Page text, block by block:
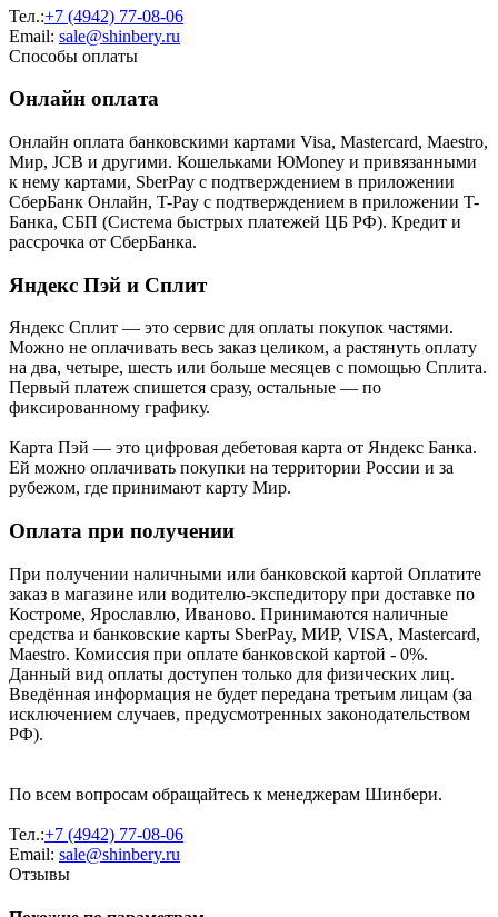
Тел.:+7 (4942) 77-08-06
Email: sale@shinbery.ru
Способы оплаты
Онлайн оплата
Онлайн оплата банковскими картами Visa, Mastercard, Maestro,
Мир, JCB и другими. Кошельками ЮMoney и привязанными
к нему картами, SberPay с подтверждением в приложении
СберБанк Онлайн, T-Pay с подтверждением в приложении T-
Банка, СБП (Система быстрых платежей ЦБ РФ). Кредит и
рассрочка от СберБанка.
Яндекс Пэй и Сплит
Яндекс Cплит — это сервис для оплаты покупок частями.
Можно не оплачивать весь заказ целиком, а растянуть оплату
на два, четыре, шесть или больше месяцев с помощью Сплита.
Первый платеж спишется сразу, остальные — по
фиксированному графику.
Карта Пэй — это цифровая дебетовая карта от Яндекс Банка.
Ей можно оплачивать покупки на территории России и за
рубежом, где принимают карту Мир.
Оплата при получении
При получении наличными или банковской картой Оплатите
заказ в магазине или водителю-экспедитору при доставке по
Костроме, Ярославлю, Иваново. Принимаются наличные
средства и банковские карты SberPay, МИР, VISA, Mastercard,
Maestro. Комиссия при оплате банковской картой - 0%.
Данный вид оплаты доступен только для физических лиц.
Введённая информация не будет передана третьим лицам (за
исключением случаев, предусмотренных законодательством
РФ).
По всем вопросам обращайтесь к менеджерам Шинбери.
Тел.:+7 (4942) 77-08-06
Email: sale@shinbery.ru
Отзывы